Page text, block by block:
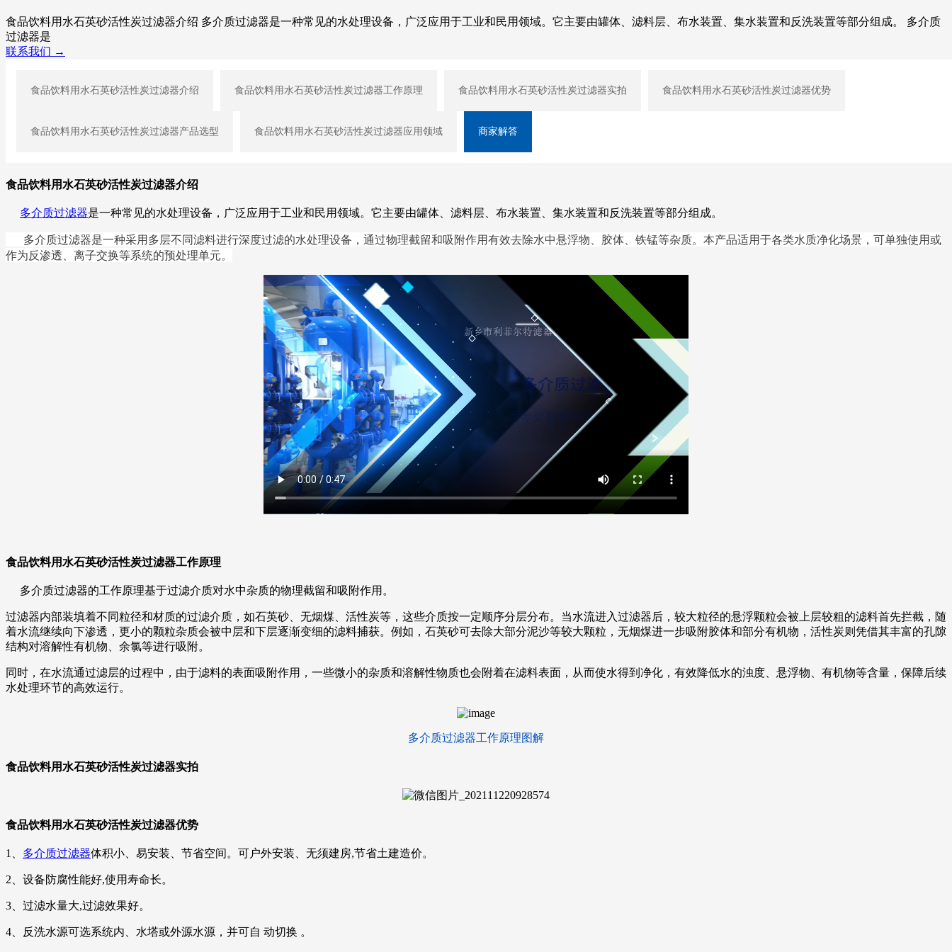
食品饮料用水石英砂活性炭过滤器介绍 多介质过滤器是一种常见的水处理设备，广泛应用于工业和民用领域。它主要由罐体、滤料层、布水装置、集水装置和反洗装置等部分组成。 多介质
过滤器是
联系我们 →
食品饮料用水石英砂活性炭过滤器介绍 食品饮料用水石英砂活性炭过滤器工作原理 食品饮料用水石英砂活性炭过滤器实拍 食品饮料用水石英砂活性炭过滤器优势
食品饮料用水石英砂活性炭过滤器产品选型 食品饮料用水石英砂活性炭过滤器应用领域 商家解答
食品饮料用水石英砂活性炭过滤器介绍
多介质过滤器是一种常见的水处理设备，广泛应用于工业和民用领域。它主要由罐体、滤料层、布水装置、集水装置和反洗装置等部分组成。
多介质过滤器是一种采用多层不同滤料进行深度过滤的水处理设备，通过物理截留和吸附作用有效去除水中悬浮物、胶体、铁锰等杂质。本产品适用于各类水质净化场景，可单独使用或
作为反渗透、离子交换等系统的预处理单元。
食品饮料用水石英砂活性炭过滤器工作原理
多介质过滤器的工作原理基于过滤介质对水中杂质的物理截留和吸附作用。
过滤器内部装填着不同粒径和材质的过滤介质，如石英砂、无烟煤、活性炭等，这些介质按一定顺序分层分布。当水流进入过滤器后，较大粒径的悬浮颗粒会被上层较粗的滤料首先拦截，随
着水流继续向下渗透，更小的颗粒杂质会被中层和下层逐渐变细的滤料捕获。例如，石英砂可去除大部分泥沙等较大颗粒，无烟煤进一步吸附胶体和部分有机物，活性炭则凭借其丰富的孔隙
结构对溶解性有机物、余氯等进行吸附。
同时，在水流通过滤层的过程中，由于滤料的表面吸附作用，一些微小的杂质和溶解性物质也会附着在滤料表面，从而使水得到净化，有效降低水的浊度、悬浮物、有机物等含量，保障后续
水处理环节的高效运行。
多介质过滤器工作原理图解
食品饮料用水石英砂活性炭过滤器实拍
食品饮料用水石英砂活性炭过滤器优势
1、 多介质过滤器体积小、易安装、节省空间。可户外安装、无须建房,节省土建造价。
2、设备防腐性能好,使用寿命长。
3、过滤水量大,过滤效果好。
4、反洗水源可选系统内、水塔或外源水源，并可自 动切换 。